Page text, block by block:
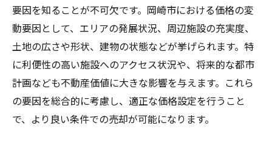
要因を知ることが不可欠です。岡崎市における価格の変
動要因として、エリアの発展状況、周辺施設の充実度、
土地の広さや形状、建物の状態などが挙げられます。特
に利便性の高い施設へのアクセス状況や、将来的な都市
計画なども不動産価値に大きな影響を与えます。これら
の要因を総合的に考慮し、適正な価格設定を行うこと
で、より良い条件での売却が可能になります。